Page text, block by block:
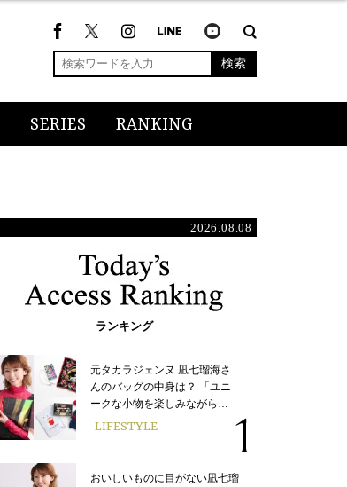
検索
SERIES RANKING
2026.08.08
ランキング
元タカラジェンヌ 凪七瑠海さ
んのバッグの中身は？ 「ユニ
ークな小物を楽しみながら…
LIFESTYLE
おいしいものに目がない凪七瑠